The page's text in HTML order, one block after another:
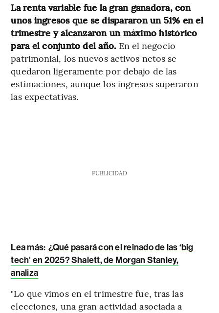
La renta variable fue la gran ganadora, con
unos ingresos que se dispararon un 51% en el
trimestre y alcanzaron un máximo histórico
para el conjunto del año. En el negocio
patrimonial, los nuevos activos netos se
quedaron ligeramente por debajo de las
estimaciones, aunque los ingresos superaron
las expectativas.
PUBLICIDAD
Lea más: ¿Qué pasará con el reinado de las ‘big
tech’ en 2025? Shalett, de Morgan Stanley,
analiza
"Lo que vimos en el trimestre fue, tras las
elecciones, una gran actividad asociada a